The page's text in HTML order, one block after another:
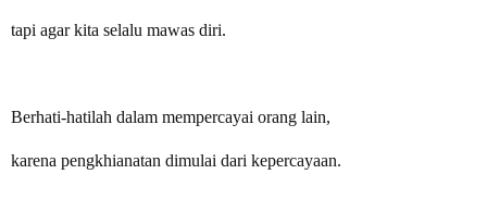
tapi agar kita selalu mawas diri.
Berhati-hatilah dalam mempercayai orang lain,
karena pengkhianatan dimulai dari kepercayaan.